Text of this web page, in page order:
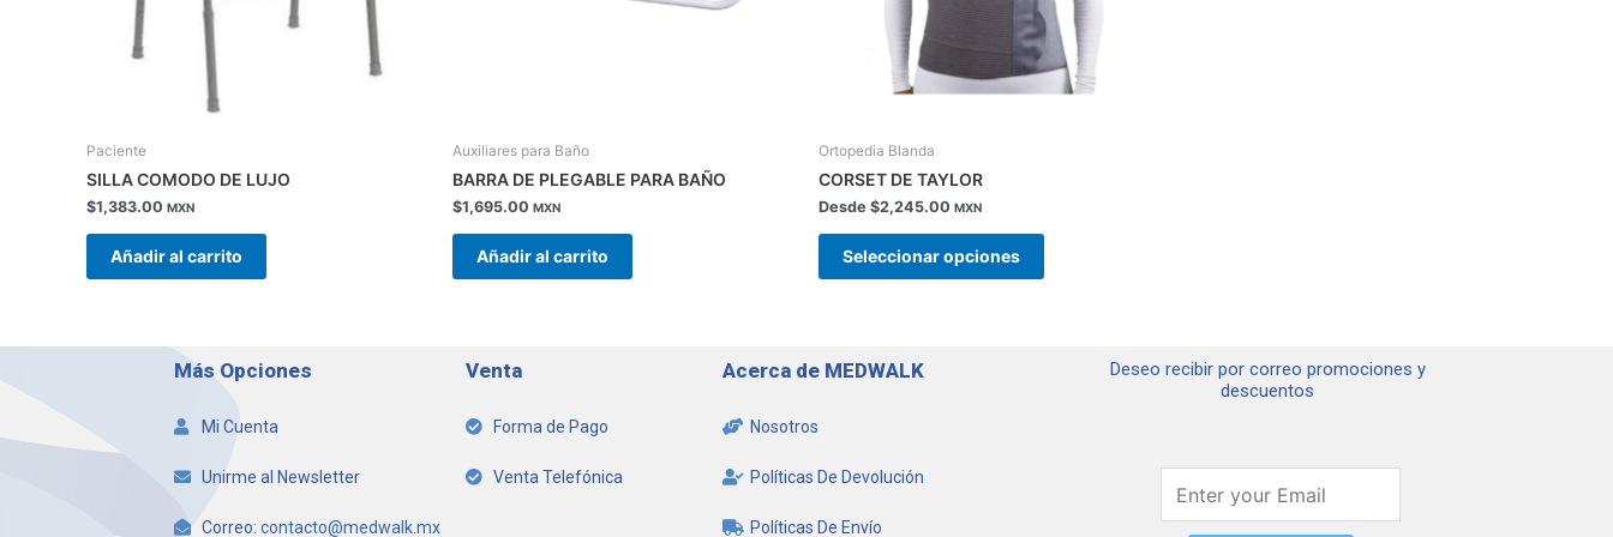
Paciente
SILLA COMODO DE LUJO
$1,383.00 MXN
Añadir al carrito
Auxiliares para Baño
BARRA DE PLEGABLE PARA BAÑO
$1,695.00 MXN
Añadir al carrito
Ortopedia Blanda
CORSET DE TAYLOR
Desde $2,245.00 MXN
Seleccionar opciones
pueden
elegir
en
Más Opciones
Mi Cuenta
Unirme al Newsletter
Correo: contacto@medwalk.mx
Venta
Forma de Pago
Venta Telefónica
Acerca de MEDWALK
Nosotros
Políticas De Devolución
Políticas De Envío
Deseo recibir por correo promociones y
descuentos